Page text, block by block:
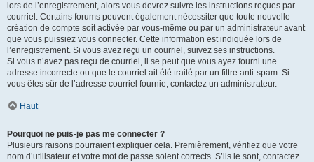
lors de l’enregistrement, alors vous devrez suivre les instructions reçues par
courriel. Certains forums peuvent également nécessiter que toute nouvelle
création de compte soit activée par vous-même ou par un administrateur avant
que vous puissiez vous connecter. Cette information est indiquée lors de
l’enregistrement. Si vous avez reçu un courriel, suivez ses instructions.
Si vous n’avez pas reçu de courriel, il se peut que vous ayez fourni une
adresse incorrecte ou que le courriel ait été traité par un filtre anti-spam. Si
vous êtes sûr de l’adresse courriel fournie, contactez un administrateur.
Haut
Pourquoi ne puis-je pas me connecter ?
Plusieurs raisons pourraient expliquer cela. Premièrement, vérifiez que votre
nom d’utilisateur et votre mot de passe soient corrects. S’ils le sont, contactez